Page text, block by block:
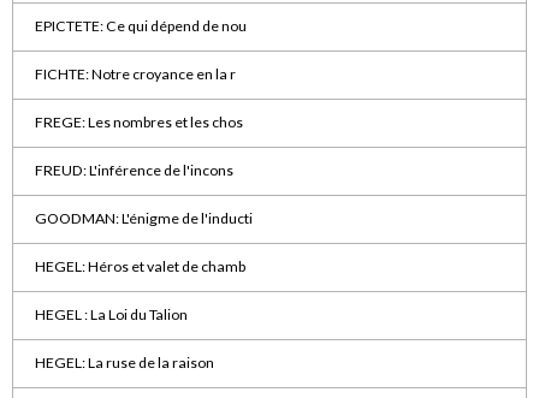
EPICTETE: Ce qui dépend de nou
FICHTE: Notre croyance en la r
FREGE: Les nombres et les chos
FREUD: L'inférence de l'incons
GOODMAN: L'énigme de l'inducti
HEGEL: Héros et valet de chamb
HEGEL : La Loi du Talion
HEGEL: La ruse de la raison